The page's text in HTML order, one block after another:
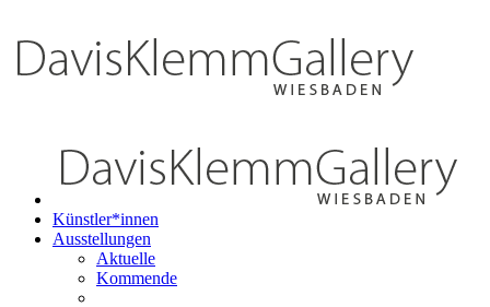
Künstler*innen
Ausstellungen
Aktuelle
Kommende